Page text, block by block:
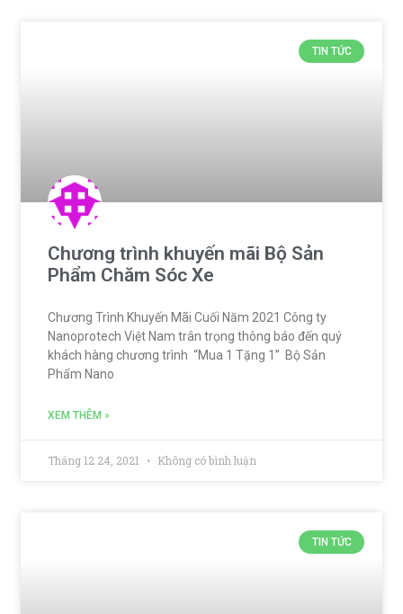
TIN TỨC
Chương trình khuyến mãi Bộ Sản
Phẩm Chăm Sóc Xe
Chương Trình Khuyến Mãi Cuối Năm 2021 Công ty
Nanoprotech Việt Nam trân trọng thông báo đến quý
khách hàng chương trình “Mua 1 Tặng 1” Bộ Sản
Phẩm Nano
XEM THÊM »
Tháng 12 24, 2021 Không có bình luận
TIN TỨC